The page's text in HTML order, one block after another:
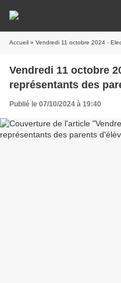
Accueil » Vendredi 11 octobre 2024 -
Vendredi 11 octobre
représentants des
Publié le 07/10/2024 à 19:40